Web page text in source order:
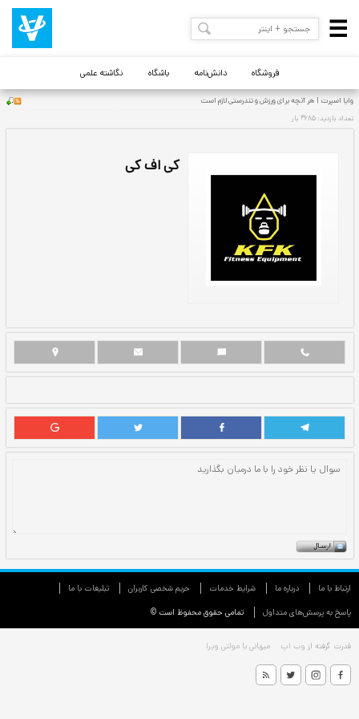
فروشگاه دانش‌نامه باشگاه نگاشته علمی
کی اف کی
ارتباط با ما درباره ما شرایط خدمات حريم شخصی كاربران تبليغات با ما
پاسخ به پرسش‌های متداول تمامی حقوق محفوظ است ©
قدرت گرفته از وب اپ میزبانی با مولتی ویرا